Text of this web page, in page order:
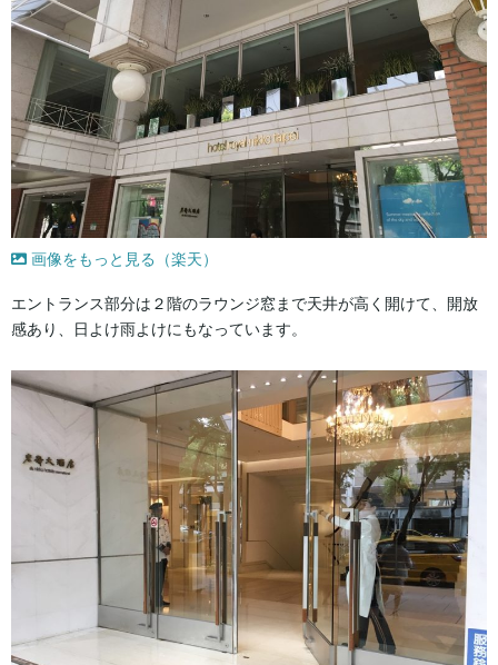
画像をもっと見る（楽天）
エントランス部分は２階のラウンジ窓まで天井が高く開けて、開放
感あり、日よけ雨よけにもなっています。